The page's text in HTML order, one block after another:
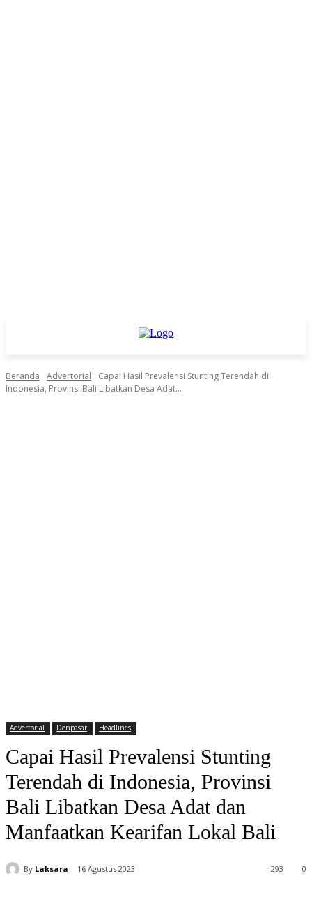
Beranda Advertorial
Capai Hasil Prevalensi Stunting Terendah di
Indonesia, Provinsi Bali Libatkan Desa Adat...
Advertorial Denpasar Headlines
Capai Hasil Prevalensi Stunting
Terendah di Indonesia, Provinsi
Bali Libatkan Desa Adat dan
Manfaatkan Kearifan Lokal Bali
By Laksara 16 Agustus 2023 0
293